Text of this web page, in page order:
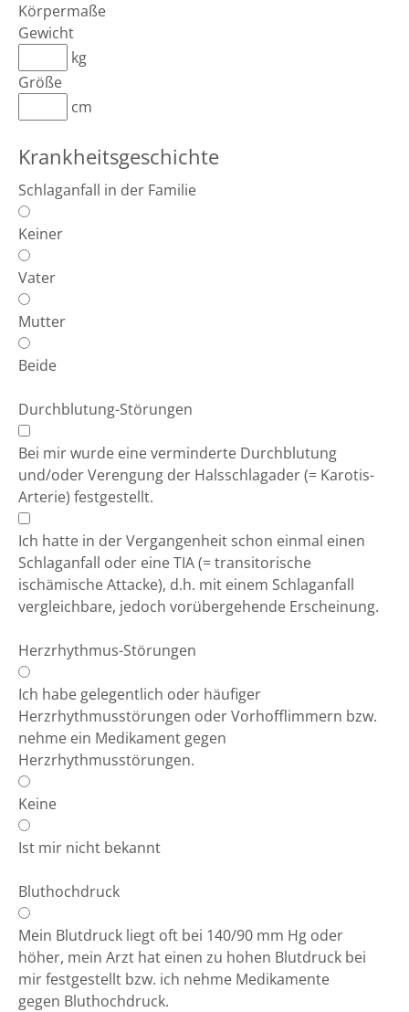
Körpermaße
Gewicht
kg
Größe
cm
Krankheitsgeschichte
Schlaganfall in der Familie
Keiner
Vater
Mutter
Beide
Durchblutung-Störungen
Bei mir wurde eine verminderte Durchblutung
und/oder Verengung der Halsschlagader (= Karotis-
Arterie) festgestellt.
Ich hatte in der Vergangenheit schon einmal einen
Schlaganfall oder eine TIA (= transitorische
ischämische Attacke), d.h. mit einem Schlaganfall
vergleichbare, jedoch vorübergehende Erscheinung.
Herzrhythmus-Störungen
Ich habe gelegentlich oder häufiger
Herzrhythmusstörungen oder Vorhofflimmern bzw.
nehme ein Medikament gegen
Herzrhythmusstörungen.
Keine
Ist mir nicht bekannt
Bluthochdruck
Mein Blutdruck liegt oft bei 140/90 mm Hg oder
höher, mein Arzt hat einen zu hohen Blutdruck bei
mir festgestellt bzw. ich nehme Medikamente
gegen Bluthochdruck.